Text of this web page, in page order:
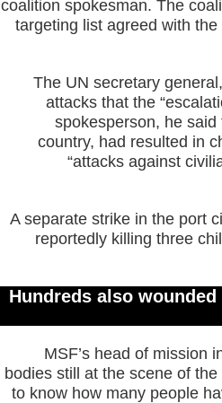
coalition spokesman. The
targeting list agreed with
The UN secretary
attacks that the
spokesperson, he
country, had resulted in
“attacks against
A separate strike in the port
reportedly killing three
Hundreds also
MSF’s head of mission
bodies still at the scene of
to know how many people